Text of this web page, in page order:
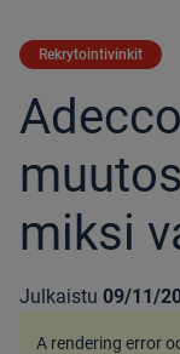
Rekrytointivinkit
miksi
Julkaistu 09/11/
A rendering error